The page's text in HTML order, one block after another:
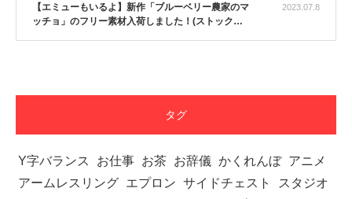
2023.07.8
【エミューもいるよ】新作「ブルーベリー農家のマ
ッチョ」のフリー素材入荷しました！(ストック…
タグ
Y字バランス お仕事 お茶 お辞儀 かくれんぼ アニメ
アームレスリング エプロン サイドチェスト
スタジオ
【TV】TBS番組「ひるおび」にてマッスルプ